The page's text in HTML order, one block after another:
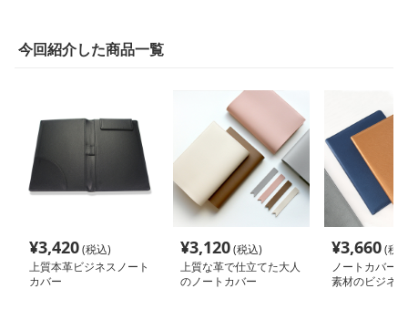
今回紹介した商品一覧
¥3,420(税込)
上質本革ビジネスノート
カバー
¥3,120(税込)
上質な革で仕立てた大人
のノートカバー
¥3,660(税
ノートカバー
素材のビジネ